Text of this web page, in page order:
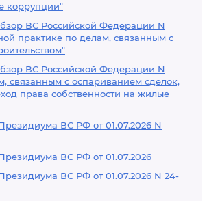
коррупции"
ВС Российской Федерации N
практике по делам, связанным с
ВС Российской Федерации N
связанным с оспариванием сделок,
права собственности на жилые
ВС РФ от 01.07.2026 N
ВС РФ от 01.07.2026
ВС РФ от 01.07.2026 N 24-